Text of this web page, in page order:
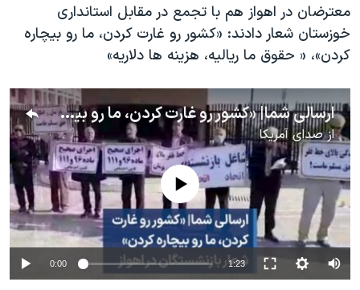
معترضان در اهواز هم با تجمع در مقابل استانداری
خوزستان شعار دادند: «کشور رو غارت کردن، ما رو بیچاره
کردن»، « حقوق ما ریالیه، هزینه ‌ها دلاریه»
ارسالی شما| «کشور رو غارت کردن، ما رو بیچاره کردن» شعار بازنشستگان در اهواز
ازصدای آمریکا
No media source currently available
0:00 1:23